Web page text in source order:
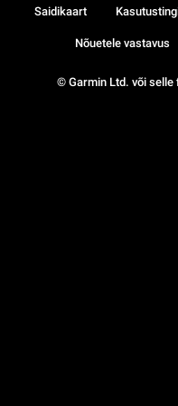
© Garmin Ltd. või selle
Saidikaart
Nõuetele vastavus